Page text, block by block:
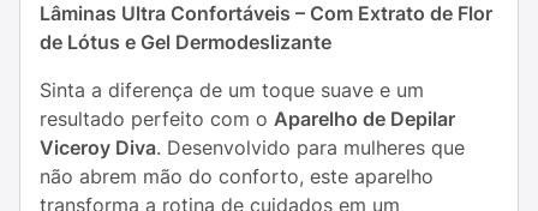
Lâminas Ultra Confortáveis – Com Extrato de Flor
de Lótus e Gel Dermodeslizante
Sinta a diferença de um toque suave e um
resultado perfeito com o Aparelho de Depilar
Viceroy Diva. Desenvolvido para mulheres que
não abrem mão do conforto, este aparelho
transforma a rotina de cuidados em um